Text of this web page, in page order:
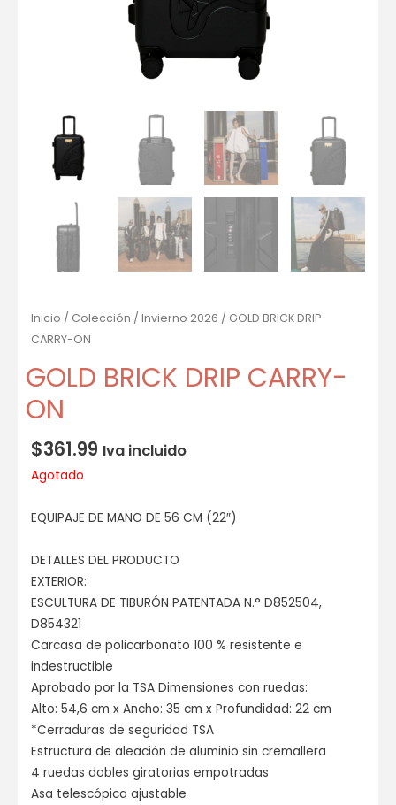
Inicio / Colección / Invierno 2026 / GOLD BRICK DRIP
CARRY-ON
GOLD BRICK DRIP CARRY-
ON
$361.99 Iva incluido
Agotado
EQUIPAJE DE MANO DE 56 CM (22″)
DETALLES DEL PRODUCTO
EXTERIOR:
ESCULTURA DE TIBURÓN PATENTADA N.° D852504,
D854321
Carcasa de policarbonato 100 % resistente e
indestructible
Aprobado por la TSA Dimensiones con ruedas:
Alto: 54,6 cm x Ancho: 35 cm x Profundidad: 22 cm
*Cerraduras de seguridad TSA
Estructura de aleación de aluminio sin cremallera
4 ruedas dobles giratorias empotradas
Asa telescópica ajustable